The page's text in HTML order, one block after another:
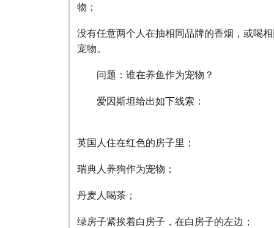
物；
没有任意两个人在抽相同品牌的香烟，或喝
宠物。
问题：谁在养鱼作为宠物？
爱因斯坦给出如下线索：
英国人住在红色的房子里；
瑞典人养狗作为宠物；
丹麦人喝茶；
绿房子紧挨着白房子，在白房子的左边；